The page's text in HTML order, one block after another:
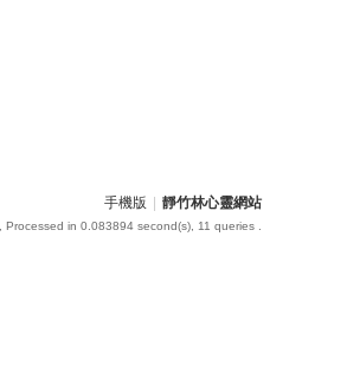
手機版 靜竹林心靈網站
, Processed in 0.083894 second(s), 11 queries .